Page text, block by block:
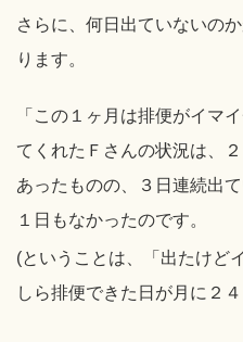
さらに、何日出ていないの
ります。
「この１ヶ月は排便がイマ
てくれたＦさんの状況は、
あったものの、３日連続出
１日もなかったのです。
(ということは、「出たけど
しら排便できた日が月に２